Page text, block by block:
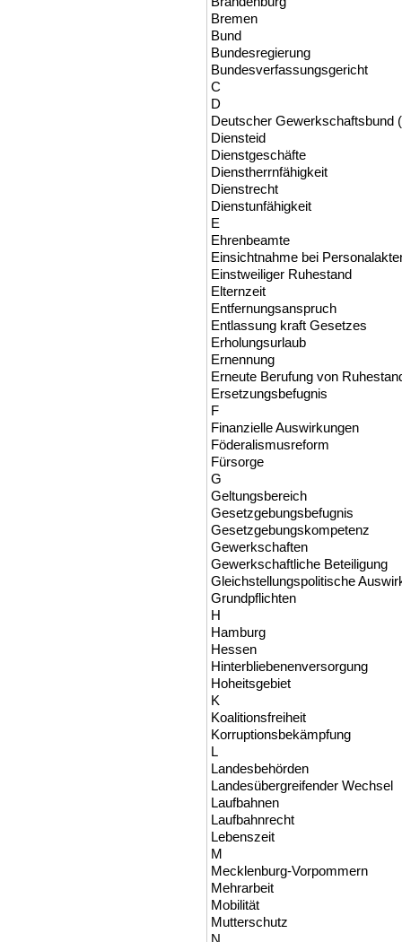
Bremen
Bund
Bundesregierung
Bundesverfassungsgericht
C
D
Deutscher Gewerkschaftsbund
Diensteid
Dienstgeschäfte
Dienstherrnfähigkeit
Dienstrecht
Dienstunfähigkeit
E
Ehrenbeamte
Einsichtnahme bei
Einstweiliger Ruhestand
Elternzeit
Entfernungsanspruch
Entlassung kraft Gesetzes
Erholungsurlaub
Ernennung
Erneute Berufung von
Ersetzungsbefugnis
F
Finanzielle Auswirkungen
Föderalismusreform
Fürsorge
G
Geltungsbereich
Gesetzgebungsbefugnis
Gesetzgebungskompetenz
Gewerkschaften
Gewerkschaftliche Beteiligung
Gleichstellungspolitische
Grundpflichten
H
Hamburg
Hessen
Hinterbliebenenversorgung
Hoheitsgebiet
K
Koalitionsfreiheit
Korruptionsbekämpfung
L
Landesbehörden
Landesübergreifender Wechsel
Laufbahnen
Laufbahnrecht
Lebenszeit
M
Mecklenburg-Vorpommern
Mehrarbeit
Mobilität
Mutterschutz